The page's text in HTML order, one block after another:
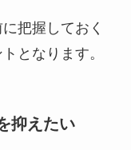
把握しておく
となります。
抑えたい